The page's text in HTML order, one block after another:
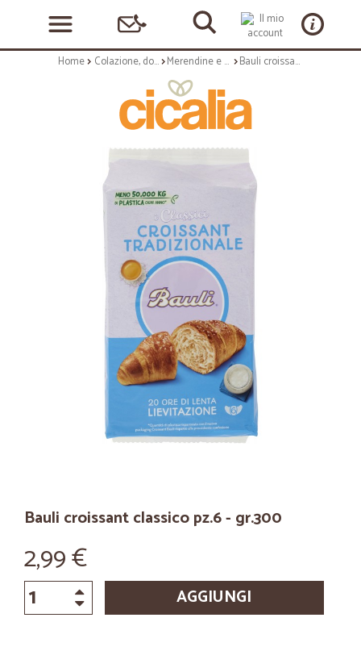
Home Colazione, dolciumi e snack Merendine e torte confezionate Bauli croissant classico pz.6 - gr.300
Bauli croissant classico pz.6 - gr.300
2,99 €
AGGIUNGI